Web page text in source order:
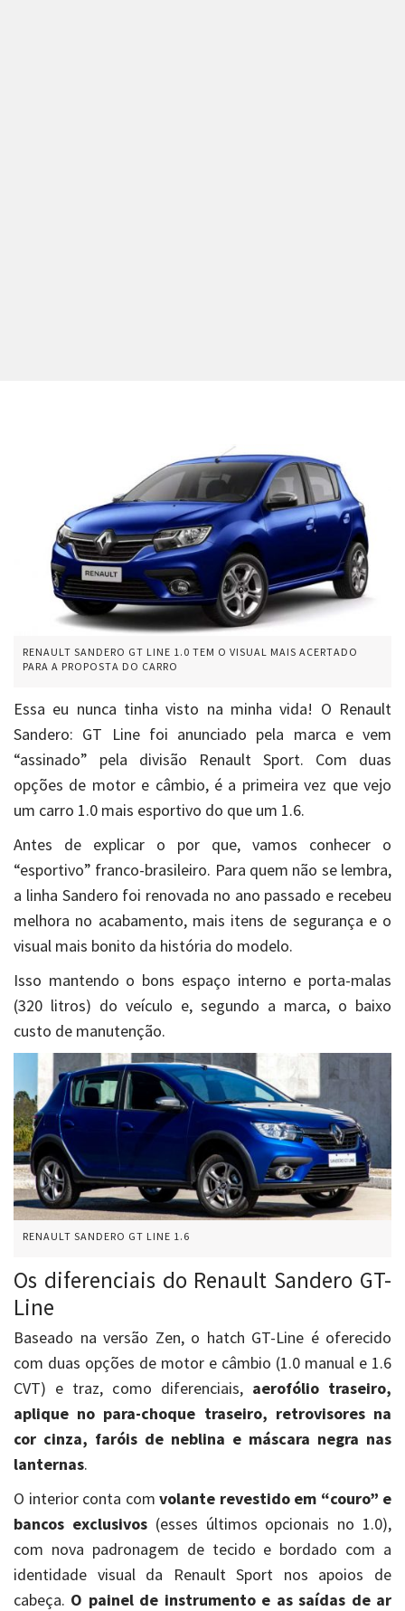
RENAULT SANDERO GT LINE 1.0 TEM O VISUAL MAIS ACERTADO
PARA A PROPOSTA DO CARRO
Essa eu nunca tinha visto na minha vida! O Renault
Sandero: GT Line foi anunciado pela marca e vem
“assinado” pela divisão Renault Sport. Com duas
opções de motor e câmbio, é a primeira vez que vejo
um carro 1.0 mais esportivo do que um 1.6.
Antes de explicar o por que, vamos conhecer o
“esportivo” franco-brasileiro. Para quem não se lembra,
a linha Sandero foi renovada no ano passado e recebeu
melhora no acabamento, mais itens de segurança e o
visual mais bonito da história do modelo.
Isso mantendo o bons espaço interno e porta-malas
(320 litros) do veículo e, segundo a marca, o baixo
custo de manutenção.
RENAULT SANDERO GT LINE 1.6
Os diferenciais do Renault Sandero GT-
Line
Baseado na versão Zen, o hatch GT-Line é oferecido
com duas opções de motor e câmbio (1.0 manual e 1.6
CVT) e traz, como diferenciais,aerofólio traseiro,
aplique no para-choque traseiro, retrovisores na
cor cinza, faróis de neblina e máscara negra nas
lanternas.
O interior conta com volante revestido em “couro” e
bancos exclusivos(esses últimos opcionais no 1.0),
com nova padronagem de tecido e bordado com a
identidade visual da Renault Sport nos apoios de
cabeça. O painel de instrumento e as saídas de ar